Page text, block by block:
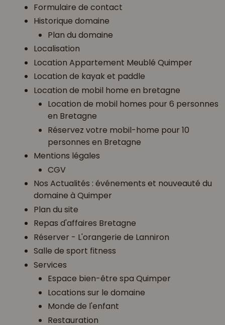
Formulaire de contact
Historique domaine
Plan du domaine
Localisation
Location Appartement Meublé Quimper
Location de kayak et paddle
Location de mobil home en bretagne
Location de mobil homes pour 6 personnes
en Bretagne
Réservez votre mobil-home pour 10
personnes en Bretagne
Mentions légales
CGV
Nos Actualités : événements et nouveauté du
domaine à Quimper
Plan du site
Repas d'affaires Bretagne
Réserver - L'orangerie de Lanniron
Salle de sport fitness
Services
Espace bien-être spa Quimper
Locations sur le domaine
Monde de l'enfant
Restauration